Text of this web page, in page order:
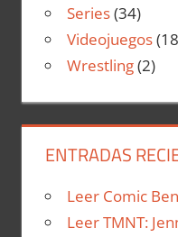
Series(34)
Videojuegos
Wrestling(2)
ENTRADAS
Leer Comic
Leer TMNT: